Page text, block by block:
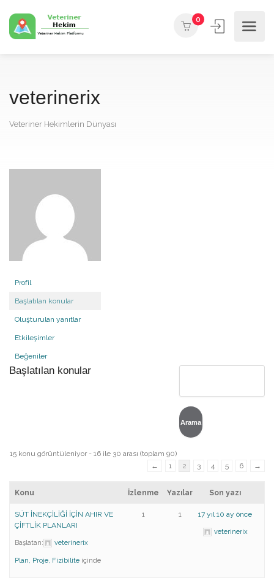
0
veterinerix
Veteriner Hekimlerin Dünyası
Profil
Başlatılan konular
Oluşturulan yanıtlar
Etkileşimler
Beğeniler
Başlatılan konular
15 konu görüntüleniyor - 16 ile 30 arası (toplam 90)
←
1 2 3 4 5 6 →
Konu İzlenme Yazılar Son yazı
SÜT İNEKÇİLİĞİ İÇİN AHIR VE
ÇİFTLİK PLANLARI
Başlatan: veterinerix
Plan, Proje, Fizibilite içinde
1 1 17 yıl 10 ay önce
veterinerix